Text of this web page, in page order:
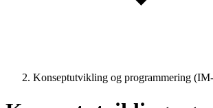
Konseptutvikling og programmering